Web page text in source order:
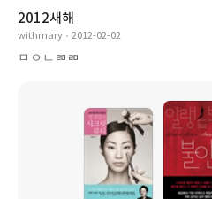
2012새해
withmary 2012-02-02
ㅁㅇㄴㄻㄻ